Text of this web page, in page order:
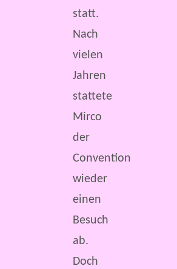
statt.
Nach
vielen
Jahren
stattete
Mirco
der
Convention
wieder
einen
Besuch
ab.
Doch